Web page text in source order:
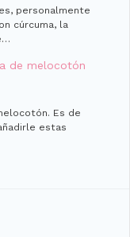
personalmente
cúrcuma, la
de melocotón
Es de
estas